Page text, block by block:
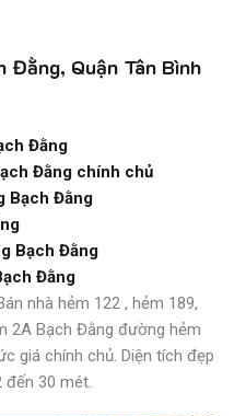
Đằng, Quận Tân Bình
Đằng
Đằng chính chủ
Bạch Đằng
Bạch Đằng
Đằng
nhà hẻm 122 , hẻm 189,
2A Bạch Đằng đường hẻm
giá chính chủ. Diện tích đẹp
đến 30 mét.